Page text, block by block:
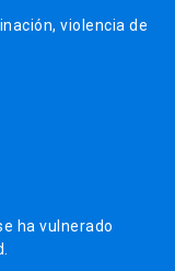
violencia de
ha vulnerado